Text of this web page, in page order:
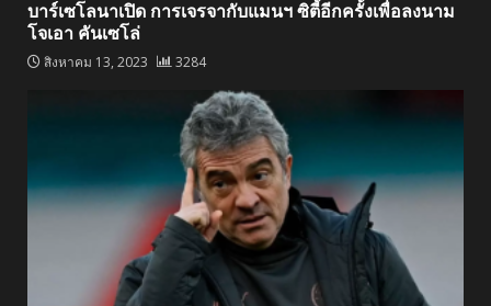
บาร์เซโลนาเปิด การเจรจากับแมนฯ ซิตี้อีกครั้งเพื่อลงนาม
โจเอา คันเซโล่
สิงหาคม 13, 2023 3284